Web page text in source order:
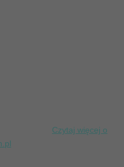
Czytaj więcej o